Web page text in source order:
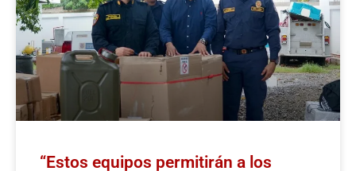
“Estos equipos permitirán a los